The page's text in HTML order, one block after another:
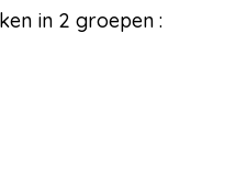
in 2 groepen :